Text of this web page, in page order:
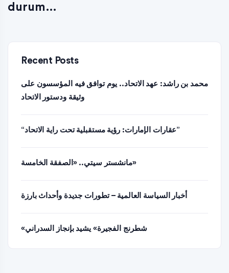
durum…
Recent Posts
محمد بن راشد: عهد الاتحاد.. يوم توافق فيه المؤسسون على
وثيقة ودستور الاتحاد
“عقارات الإمارات: رؤية مستقبلية تحت راية الاتحاد”
مانشستر سيتي.. «الصفقة الخامسة»
أخبار السياسة العالمية – تطورات جديدة وأحداث بارزة
«شطرنج الفجيرة» يشيد بإنجاز السدراني